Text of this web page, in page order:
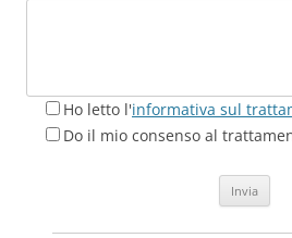
Ho letto l'informativa sul
Do il mio consenso al